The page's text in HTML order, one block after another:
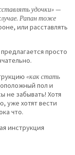
удочки» —
Рапан тоже
или расставлять
просто
«как стать
пол и
не забывать! Хотя
уже хотят вести
что.
инструкция